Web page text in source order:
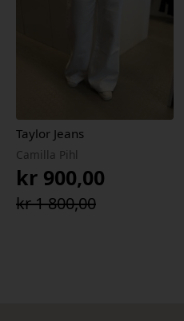
Taylor Jeans
Camilla Pihl
kr1 800,00
Opprinnelig
kr 900,00
Nåværende